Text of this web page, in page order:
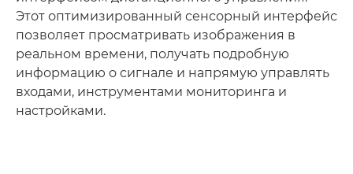
Этот оптимизированный сенсорный интерфейс
позволяет просматривать изображения в
реальном времени, получать подробную
информацию о сигнале и напрямую управлять
входами, инструментами мониторинга и
настройками.